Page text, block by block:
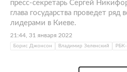
пресс-секретарь Сергей
глава государства проведет ряд
лидерами в Киеве.
21:44, 31 января 2022
Борис Джонсон Владимир Зеленский